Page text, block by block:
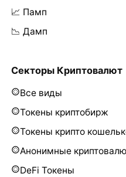
📈 Памп
📉 Дамп
Секторы Криптовалют
Все виды
Токены криптобирж
Токены крипто
Анонимные
DeFi Токены